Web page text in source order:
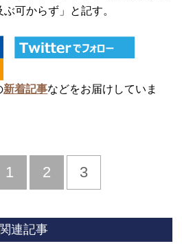
可からず」と記す。
新着記事などをお届けしていま
前
1 2 3
連記事